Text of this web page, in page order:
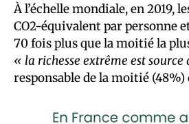
À l’échelle mondiale, en 2019,
CO2-équivalent par personne
70 fois plus que la moitié la
« la richesse extrême est
responsable de la moitié